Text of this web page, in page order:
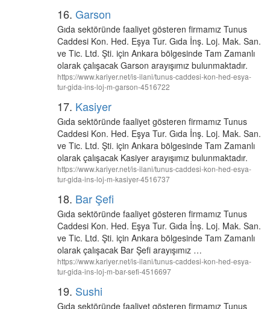
16. Garson
Gıda sektöründe faaliyet gösteren firmamız Tunus
Caddesi Kon. Hed. Eşya Tur. Gıda İnş. Loj. Mak. San.
ve Tic. Ltd. Şti. için Ankara bölgesinde Tam Zamanlı
olarak çalışacak Garson arayışımız bulunmaktadır.
https://www.kariyer.net/is-ilani/tunus-caddesi-kon-hed-esya-
tur-gida-ins-loj-m-garson-4516722
17. Kasiyer
Gıda sektöründe faaliyet gösteren firmamız Tunus
Caddesi Kon. Hed. Eşya Tur. Gıda İnş. Loj. Mak. San.
ve Tic. Ltd. Şti. için Ankara bölgesinde Tam Zamanlı
olarak çalışacak Kasiyer arayışımız bulunmaktadır.
https://www.kariyer.net/is-ilani/tunus-caddesi-kon-hed-esya-
tur-gida-ins-loj-m-kasiyer-4516737
18. Bar Şefi
Gıda sektöründe faaliyet gösteren firmamız Tunus
Caddesi Kon. Hed. Eşya Tur. Gıda İnş. Loj. Mak. San.
ve Tic. Ltd. Şti. için Ankara bölgesinde Tam Zamanlı
olarak çalışacak Bar Şefi arayışımız …
https://www.kariyer.net/is-ilani/tunus-caddesi-kon-hed-esya-
tur-gida-ins-loj-m-bar-sefi-4516697
19. Sushi
Gıda sektöründe faaliyet gösteren firmamız Tunus